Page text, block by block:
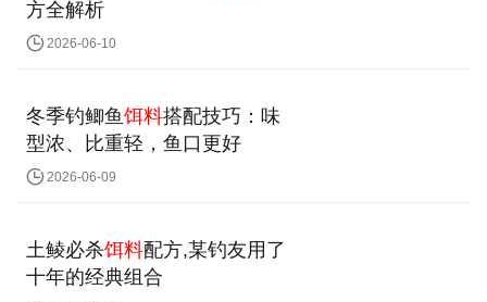
方全解析
2026-06-10
冬季钓鲫鱼饵料搭配技巧：味
型浓、比重轻，鱼口更好
2026-06-09
土鲮必杀饵料配方,某钓友用了
十年的经典组合